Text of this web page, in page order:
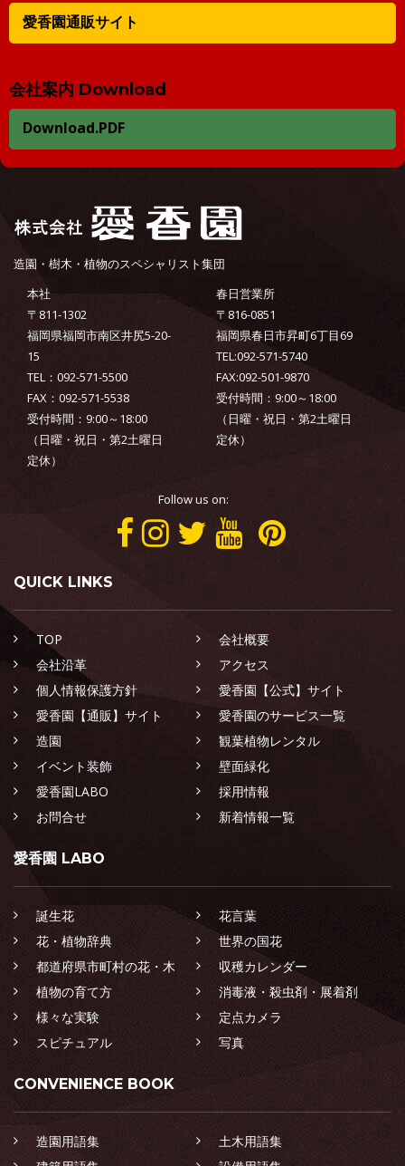
愛香園通販サイト
会社案内 Download
Download.PDF
造園・樹木・植物のスペシャリスト集団
本社
〒811-1302
福岡県福岡市南区井尻5-20-
15
TEL：092-571-5500
FAX：092-571-5538
受付時間：9:00～18:00
（日曜・祝日・第2土曜日
定休）
春日営業所
〒816-0851
福岡県春日市昇町6丁目69
TEL:092-571-5740
FAX:092-501-9870
受付時間：9:00～18:00
（日曜・祝日・第2土曜日
定休）
Follow us on:
QUICK LINKS
TOP
会社概要
会社沿革
アクセス
個人情報保護方針
愛香園【公式】サイト
愛香園【通販】サイト
愛香園のサービス一覧
造園
観葉植物レンタル
イベント装飾
壁面緑化
愛香園LABO
採用情報
お問合せ
新着情報一覧
愛香園 LABO
誕生花
花言葉
花・植物辞典
世界の国花
都道府県市町村の花・木
収穫カレンダー
植物の育て方
消毒液・殺虫剤・展着剤
様々な実験
定点カメラ
スピチュアル
写真
CONVENIENCE BOOK
造園用語集
土木用語集